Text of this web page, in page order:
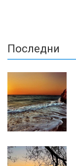
Последни